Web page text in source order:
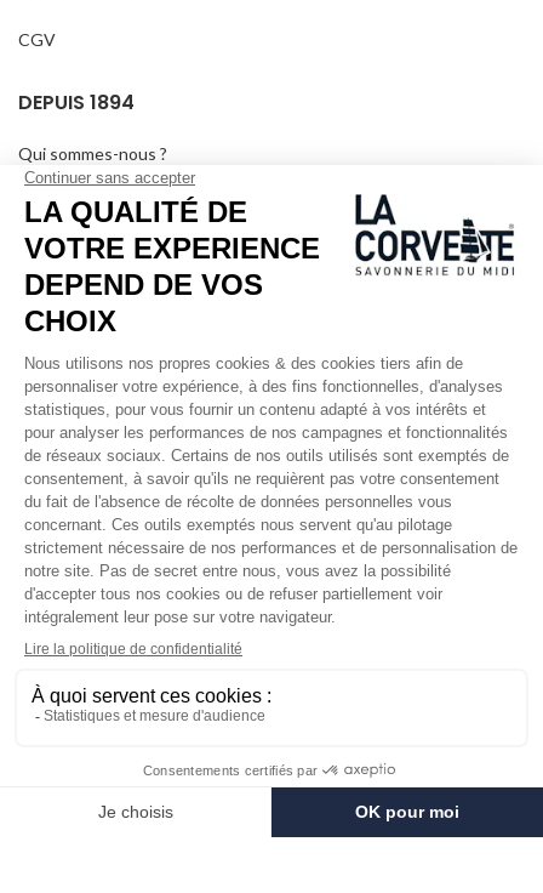
CGV
DEPUIS 1894
Qui sommes-nous ?
Savons personnalisés
Visiter le musée
Devenir revendeur
Dans les médias
Mentions légales
RÉSEAUX SOCIAUX
Facebook
Instagram
Pinterest
LinkedIn
YouTube
LA CORVETTE 2024 TOUS DROITS RESERVES.